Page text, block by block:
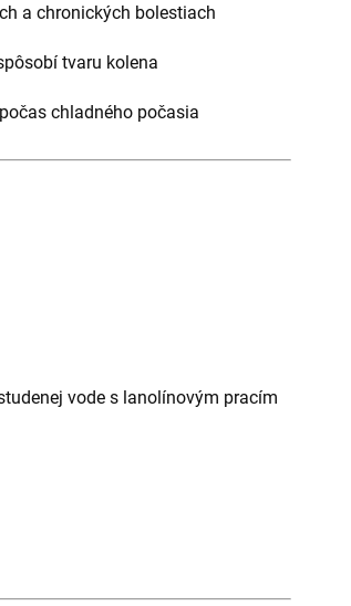
a chronických bolestiach
tvaru kolena
chladného počasia
vode s lanolínovým pracím